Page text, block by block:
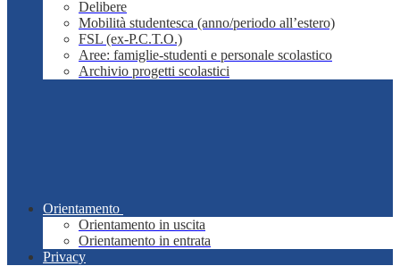
Delibere
Mobilità studentesca (anno/periodo all’estero)
FSL (ex-P.C.T.O.)
Aree: famiglie-studenti e personale scolastico
Archivio progetti scolastici
Orientamento
Orientamento in uscita
Orientamento in entrata
Privacy